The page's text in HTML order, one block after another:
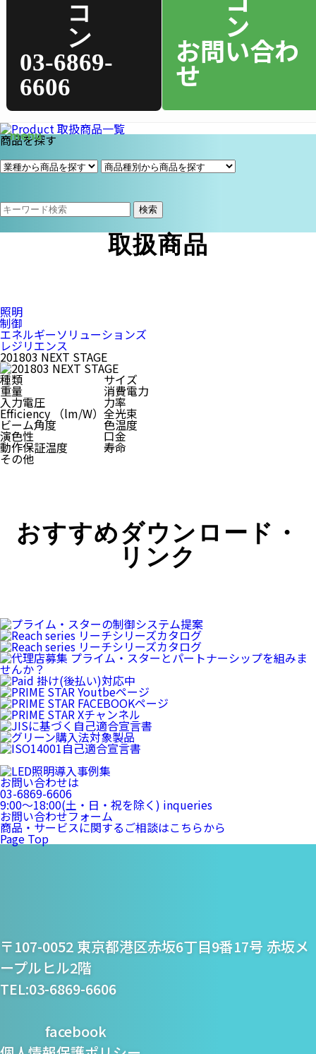
03-6869-
6606
お問い合わ
せ
商品を探す
検索
取扱商品
照明
制御
エネルギーソリューションズ
レジリエンス
201803 NEXT STAGE
種類
サイズ
重量 消費電力
入力電圧 力率
Efficiency （lm/W） 全光束
ビーム角度 色温度
演色性 口金
動作保証温度 寿命
その他
おすすめダウンロード・
リンク
お問い合わせは
03-6869-6606
9:00〜18:00(土・日・祝を除く) inqueries
お問い合わせフォーム
商品・サービスに関するご相談はこちらから
Page Top
プライム・スター株式
会社
〒107-0052 東京都港区赤坂6丁目9番17号 赤坂メ
ープルヒル2階
TEL:03-6869-6606
facebook